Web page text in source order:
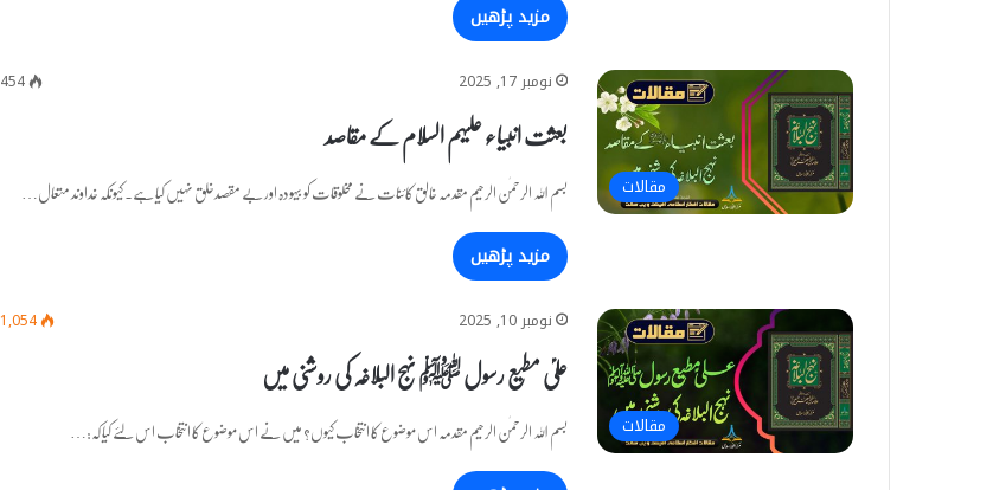
مزید پڑھیں
مقالات
نومبر 17, 2025 454
بعثت انبیاء علیہم السلام کے مقاصد
بسم اللہ الرحمٰن الرحیم مقدمہ خالق کائنات نے مخلوقات کو بیہودہ اور بے مقصدخلق نہیں کیا ہے۔ کیونکہ خداوند متعال…
مزید پڑھیں
مقالات
نومبر 10, 2025 1,054
علیؑ مطیع رسول ﷺ نہج البلاغہ کی روشنی میں
بسم اللہ الرحمٰن الرحیم مقدمہ اس موضوع کا انتخاب کیوں؟ میں نے اس موضوع کا انتخاب اس لئے کیا کہ:…